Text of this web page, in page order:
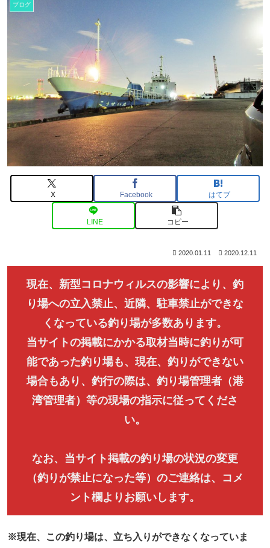
ブログ
X Facebook はてブ
LINE コピー
2020.01.11 2020.12.11
現在、新型コロナウィルスの影響により、釣
り場への立入禁止、近隣、駐車禁止ができな
くなっている釣り場が多数あります。
当サイトの掲載にかかる取材当時に釣りが可
能であった釣り場も、現在、釣りができない
場合もあり、釣行の際は、釣り場管理者（港
湾管理者）等の現場の指示に従ってくださ
い。
なお、当サイト掲載の釣り場の状況の変更
（釣りが禁止になった等）のご連絡は、コメ
ント欄よりお願いします。
※現在、この釣り場は、立ち入りができなくなっていま